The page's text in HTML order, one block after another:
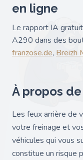
en ligne
Le rapport IA
A290 dans des
franzose.de, Breizh
À propos
Les feux arrière de
votre freinage et
véhicules qui vous
constitue un risque